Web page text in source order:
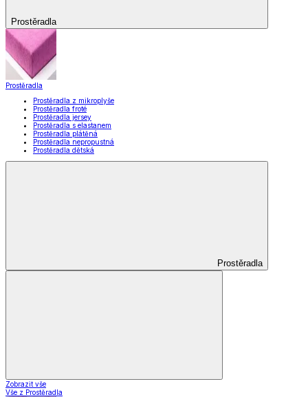
Prostěradla
Prostěradla
Prostěradla z mikroplyše
Prostěradla froté
Prostěradla jersey
Prostěradla s elastanem
Prostěradla plátěná
Prostěradla nepropustná
Prostěradla dětská
Prostěradla
Zobrazit vše
Vše z Prostěradla